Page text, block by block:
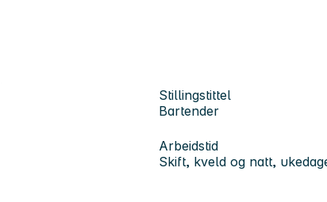
Stillingstittel
Bartender
Arbeidstid
Skift, kveld og natt,